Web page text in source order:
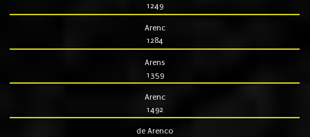
1249
Arenc
1284
Arens
1359
Arenc
1492
de Arenco